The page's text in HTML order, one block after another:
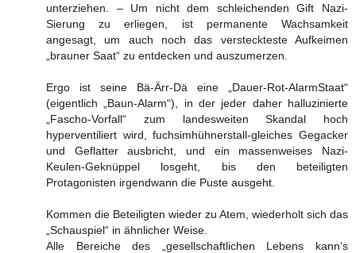
unterziehen. – Um nicht dem schleichenden Gift Nazi-
Sierung zu erliegen, ist permanente Wachsamkeit
angesagt, um auch noch das versteckteste Aufkeimen
„brauner Saat“ zu entdecken und auszumerzen.
Ergo ist seine Bä-Ärr-Dä eine „Dauer-Rot-AlarmStaat“
(eigentlich „Baun-Alarm“), in der jeder daher halluzinierte
„Fascho-Vorfall“ zum landesweiten Skandal hoch
hyperventiliert wird, fuchsimhühnerstall-gleiches Gegacker
und Geflatter ausbricht, und ein massenweises Nazi-
Keulen-Geknüppel losgeht, bis den beteiligten
Protagonisten irgendwann die Puste ausgeht.
Kommen die Beteiligten wieder zu Atem, wiederholt sich das
„Schauspiel“ in ähnlicher Weise.
Alle Bereiche des „gesellschaftlichen Lebens kann‘s